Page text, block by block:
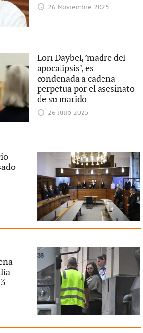
26 Noviembre 2025
Lori Daybel, ’madre del
apocalipsis’, es
condenada a cadena
perpetua por el asesinato
de su marido
26 Julio 2025